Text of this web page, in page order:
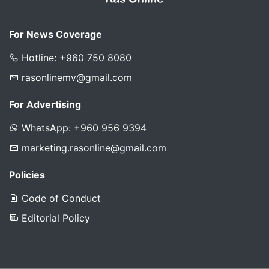
For News Coverage
Hotline: +960 750 8080
rasonlinemv@gmail.com
For Advertising
WhatsApp: +960 956 9394
marketing.rasonline@gmail.com
Policies
Code of Conduct
Editorial Policy